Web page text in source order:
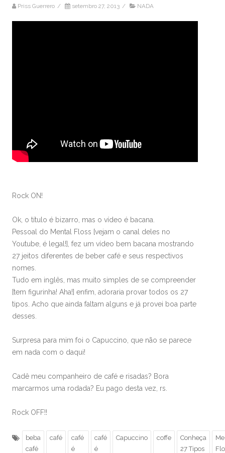
Priss Guerrero / setembro 27, 2013 / NADA
Rock ON!
Ok, o título é bizarro, mas o vídeo é bacana.
Pessoal do Mental Floss [vejam o canal deles no
Youtube, é legal!], fez um vídeo bem bacana mostrando
27 jeitos diferentes de beber café e seus respectivos
nomes.
Tudo em inglês, mas muito simples de se compreender
[tem figurinha! Aha!] enfim, adoraria provar todos os 27
tipos. Acho que ainda faltam alguns e já provei boa parte
desses.
Surpresa para mim foi o Capuccino, que não se parece
em nada com o daqui!
Cadê meu companheiro de café e risadas? Bora
marcarmos uma rodada? Eu pago desta vez, rs.
Rock OFF!!
beba
café
café
café
é
café
é
Capuccino coffe
Conheça
27 Tipos